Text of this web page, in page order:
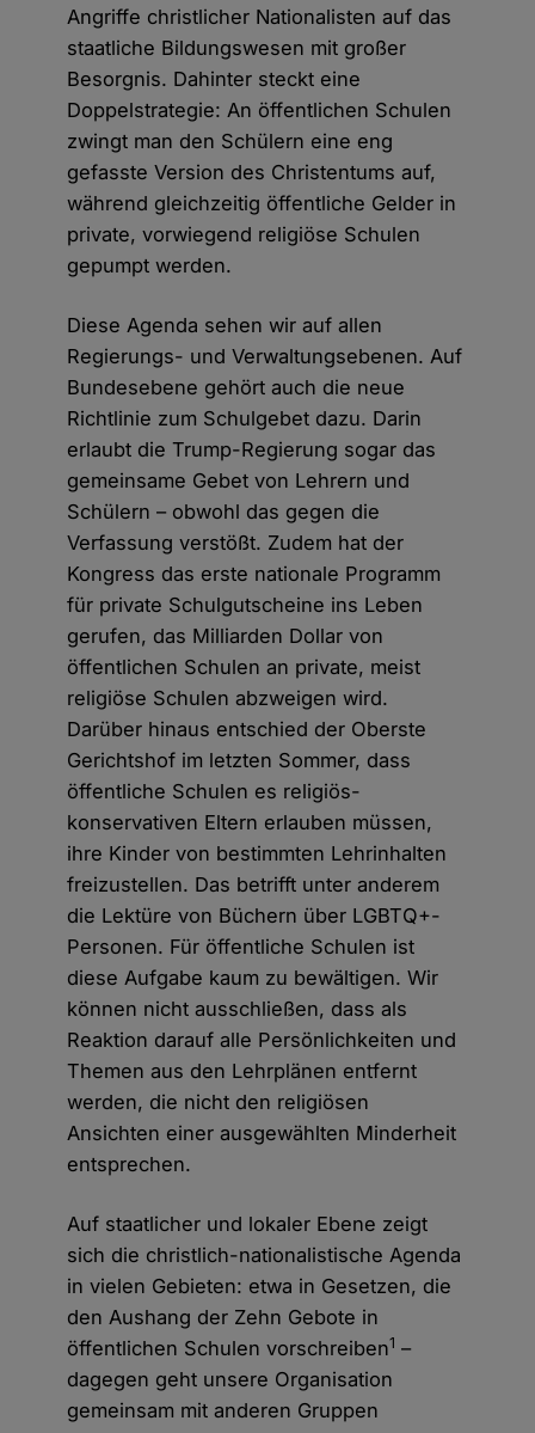
Angriffe christlicher Nationalisten auf das
staatliche Bildungswesen mit großer
Besorgnis. Dahinter steckt eine
Doppelstrategie: An öffentlichen Schulen
zwingt man den Schülern eine eng
gefasste Version des Christentums auf,
während gleichzeitig öffentliche Gelder in
private, vorwiegend religiöse Schulen
gepumpt werden.
Diese Agenda sehen wir auf allen
Regierungs- und Verwaltungsebenen. Auf
Bundesebene gehört auch die neue
Richtlinie zum Schulgebet dazu. Darin
erlaubt die Trump-Regierung sogar das
gemeinsame Gebet von Lehrern und
Schülern – obwohl das gegen die
Verfassung verstößt. Zudem hat der
Kongress das erste nationale Programm
für private Schulgutscheine ins Leben
gerufen, das Milliarden Dollar von
öffentlichen Schulen an private, meist
religiöse Schulen abzweigen wird.
Darüber hinaus entschied der Oberste
Gerichtshof im letzten Sommer, dass
öffentliche Schulen es religiös-
konservativen Eltern erlauben müssen,
ihre Kinder von bestimmten Lehrinhalten
freizustellen. Das betrifft unter anderem
die Lektüre von Büchern über LGBTQ+-
Personen. Für öffentliche Schulen ist
diese Aufgabe kaum zu bewältigen. Wir
können nicht ausschließen, dass als
Reaktion darauf alle Persönlichkeiten und
Themen aus den Lehrplänen entfernt
werden, die nicht den religiösen
Ansichten einer ausgewählten Minderheit
entsprechen.
Auf staatlicher und lokaler Ebene zeigt
sich die christlich-nationalistische Agenda
in vielen Gebieten: etwa in Gesetzen, die
den Aushang der Zehn Gebote in
öffentlichen Schulen vorschreiben1 –
dagegen geht unsere Organisation
gemeinsam mit anderen Gruppen